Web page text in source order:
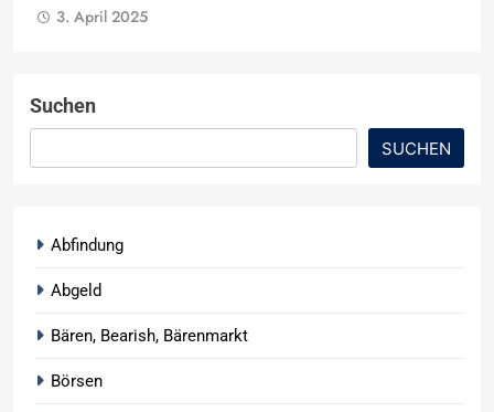
3. April 2025
Suchen
SUCHEN
Abfindung
Abgeld
Bären, Bearish, Bärenmarkt
Börsen